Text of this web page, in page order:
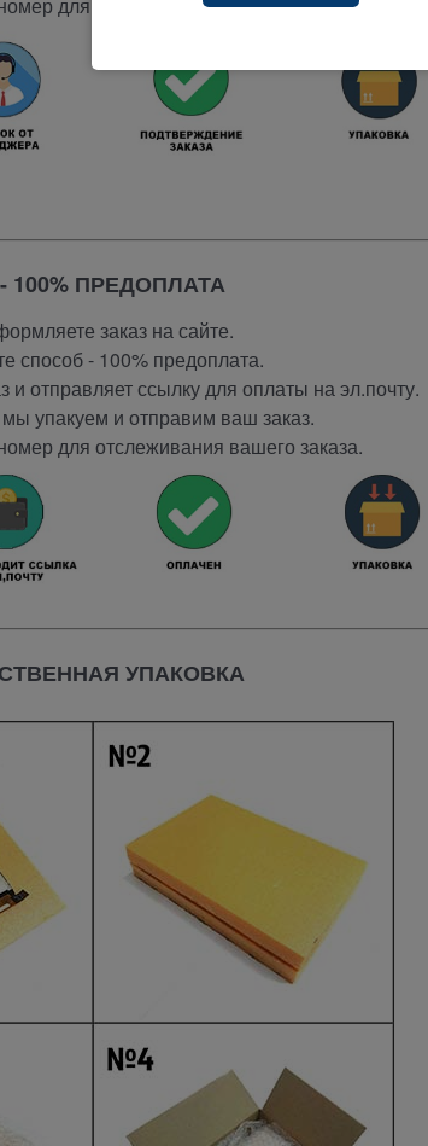
100% ПРЕДОПЛАТА
заказ на сайте.
способ - 100% предоплата.
и отправляет ссылку для оплаты на эл.почту.
упакуем и отправим ваш заказ.
для отслеживания вашего заказа.
УПАКОВКА